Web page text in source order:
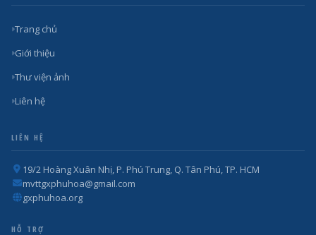
Trang chủ
Giới thiệu
Thư viện ảnh
Liên hệ
LIÊN HỆ
19/2 Hoàng Xuân Nhị, P. Phú Trung, Q. Tân Phú, TP. HCM
mvttgxphuhoa@gmail.com
gxphuhoa.org
HỖ TRỢ